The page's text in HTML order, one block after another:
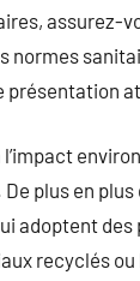
assurez-
normes
présentation
l’impact
De plus en
adoptent
recyclés